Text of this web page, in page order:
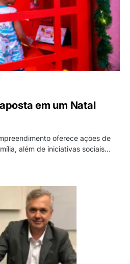
em um Natal
oferece ações de
além de iniciativas sociais…